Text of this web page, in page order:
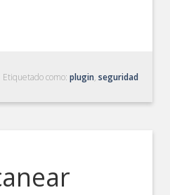
Etiquetado como: plugin, seguridad